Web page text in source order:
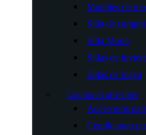
Muebles de
Silla de
Silla Moon
Sillas de
Sillas de playa
Cocina al aire libre
Accesorios
Cepillo para